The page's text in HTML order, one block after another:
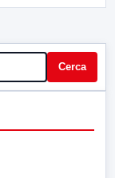
Cerca